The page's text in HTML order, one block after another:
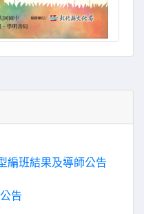
編班結果及導師公告
告